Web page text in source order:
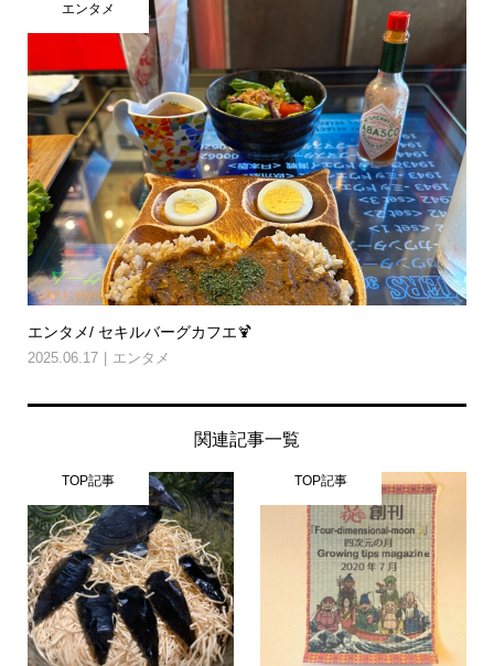
エンタメ
エンタメ/ セキルバーグカフエ🍹
2025.06.17 エンタメ
関連記事一覧
TOP記事 TOP記事